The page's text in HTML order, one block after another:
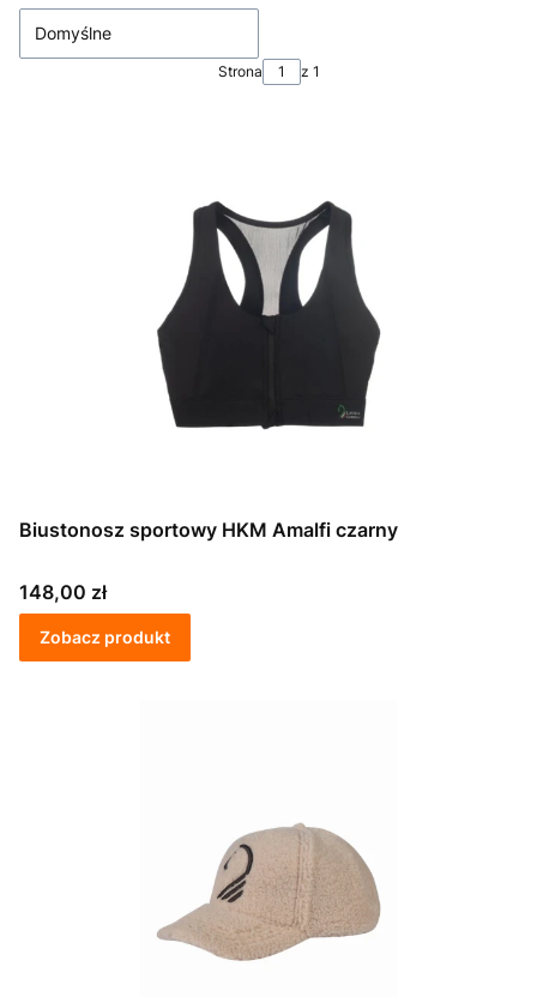
Domyślne
Strona z 1
Biustonosz sportowy HKM Amalfi czarny
Cena
148,00 zł
Zobacz produkt